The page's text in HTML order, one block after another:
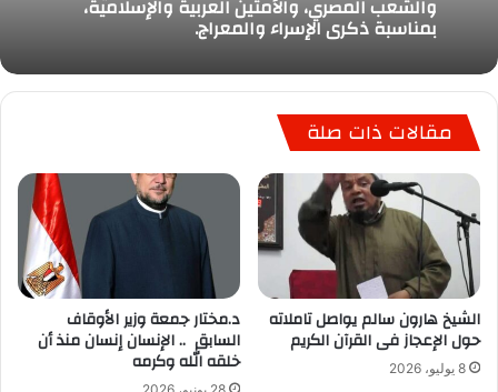
والشعب المصري، والأمتين العربية والإسلامية،
بمناسبة ذكرى الإسراء والمعراج.
مقالات ذات صلة
الشيخ هارون سالم يواصل تاملاته
حول الإعجاز فى القرآن الكريم
8 يوليو، 2026
د.مختار جمعة وزير الأوقاف
السابق .. الإنسان إنسان منذ أن
خلقه الله وكرمه